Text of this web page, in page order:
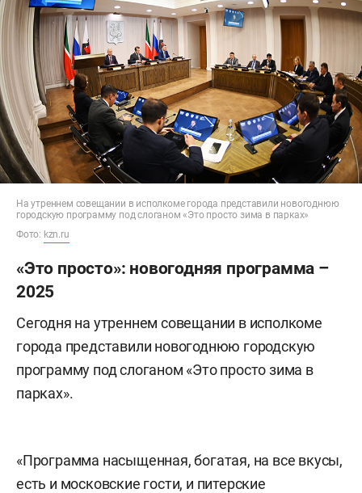
На утреннем совещании в исполкоме города представили новогоднюю
городскую программу под слоганом «Это просто зима в парках»
Фото: kzn.ru
«Это просто»: новогодняя программа –
2025
Сегодня на утреннем совещании в исполкоме
города представили новогоднюю городскую
программу под слоганом «Это просто зима в
парках».
«Программа насыщенная, богатая, на все вкусы,
есть и московские гости, и питерские